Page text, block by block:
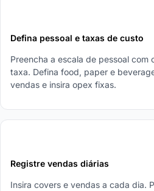
Defina pessoal e taxas de custo
Preencha a escala de pessoal com
taxa. Defina food, paper e
vendas e insira opex fixas.
Registre vendas diárias
Insira covers e vendas a cada dia.